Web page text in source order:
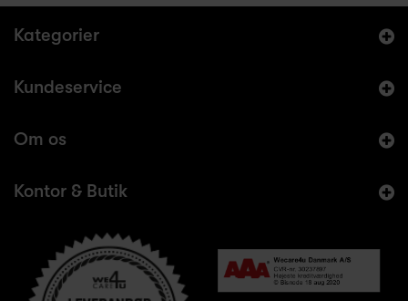
Kategorier
Kundeservice
Om os
Kontor & Butik